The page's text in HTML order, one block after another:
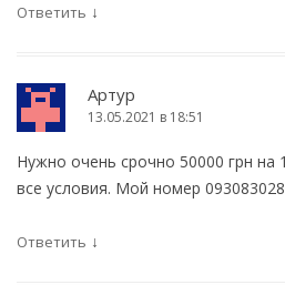
Ответить ↓
Артур
13.05.2021 в 18:51
Нужно очень срочно 50000 грн на
все условия. Мой номер
Ответить ↓